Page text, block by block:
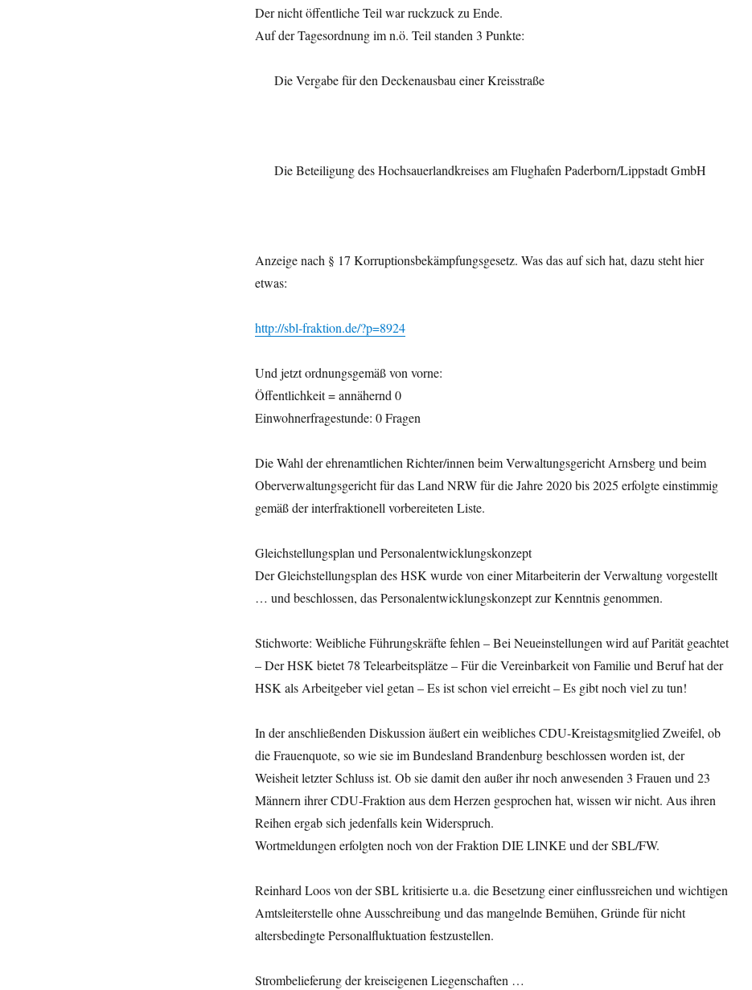
Der nicht öffentliche Teil war ruckzuck zu Ende.
Auf der Tagesordnung im n.ö. Teil standen 3 Punkte:
Die Vergabe für den Deckenausbau einer Kreisstraße
Die Beteiligung des Hochsauerlandkreises am Flughafen Paderborn/Lippstadt GmbH
Anzeige nach § 17 Korruptionsbekämpfungsgesetz. Was das auf sich hat, dazu steht hier
etwas:
http://sbl-fraktion.de/?p=8924
Und jetzt ordnungsgemäß von vorne:
Öffentlichkeit = annähernd 0
Einwohnerfragestunde: 0 Fragen
Die Wahl der ehrenamtlichen Richter/innen beim Verwaltungsgericht Arnsberg und beim
Oberverwaltungsgericht für das Land NRW für die Jahre 2020 bis 2025 erfolgte einstimmig
gemäß der interfraktionell vorbereiteten Liste.
Gleichstellungsplan und Personalentwicklungskonzept
Der Gleichstellungsplan des HSK wurde von einer Mitarbeiterin der Verwaltung vorgestellt
… und beschlossen, das Personalentwicklungskonzept zur Kenntnis genommen.
Stichworte: Weibliche Führungskräfte fehlen – Bei Neueinstellungen wird auf Parität geachtet
– Der HSK bietet 78 Telearbeitsplätze – Für die Vereinbarkeit von Familie und Beruf hat der
HSK als Arbeitgeber viel getan – Es ist schon viel erreicht – Es gibt noch viel zu tun!
In der anschließenden Diskussion äußert ein weibliches CDU-Kreistagsmitglied Zweifel, ob
die Frauenquote, so wie sie im Bundesland Brandenburg beschlossen worden ist, der
Weisheit letzter Schluss ist. Ob sie damit den außer ihr noch anwesenden 3 Frauen und 23
Männern ihrer CDU-Fraktion aus dem Herzen gesprochen hat, wissen wir nicht. Aus ihren
Reihen ergab sich jedenfalls kein Widerspruch.
Wortmeldungen erfolgten noch von der Fraktion DIE LINKE und der SBL/FW.
Reinhard Loos von der SBL kritisierte u.a. die Besetzung einer einflussreichen und wichtigen
Amtsleiterstelle ohne Ausschreibung und das mangelnde Bemühen, Gründe für nicht
altersbedingte Personalfluktuation festzustellen.
Strombelieferung der kreiseigenen Liegenschaften …